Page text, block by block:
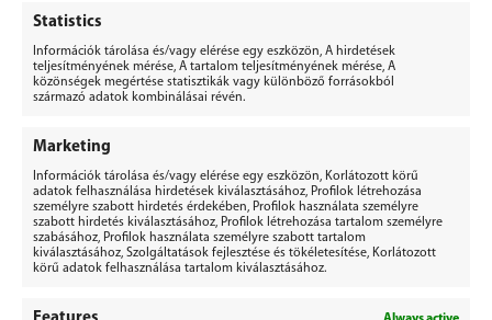
Statistics
Információk tárolása és/vagy elérése egy eszközön, A hirdetések
teljesítményének mérése, A tartalom teljesítményének mérése, A
közönségek megértése statisztikák vagy különböző forrásokból
származó adatok kombinálásai révén.
Marketing
Információk tárolása és/vagy elérése egy eszközön, Korlátozott körű
adatok felhasználása hirdetések kiválasztásához, Profilok létrehozása
személyre szabott hirdetés érdekében, Profilok használata személyre
szabott hirdetés kiválasztásához, Profilok létrehozása tartalom személyre
szabásához, Profilok használata személyre szabott tartalom
kiválasztásához, Szolgáltatások fejlesztése és tökéletesítése, Korlátozott
körű adatok felhasználása tartalom kiválasztásához.
Vélemény, hozzászólás?
Hozzászólás küldéséhezbe kell jelentkezni.
BERGEPEK.HU
KISGÉPÁRUHÁZ ÉS GÉPKÖLCSÖNZŐ
Bérgépek Gépáruház Kereskedelmi Kft.